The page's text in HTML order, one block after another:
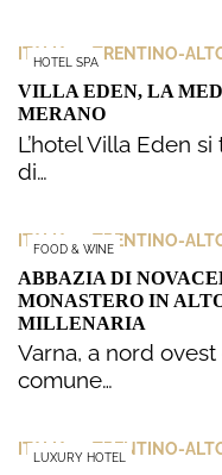
HOTEL SPA
ITALIA > TRENTINO-
VILLA EDEN, LA
MERANO
L’hotel Villa Eden
di…
FOOD & WINE
ITALIA > TRENTINO-
ABBAZIA DI
MONASTERO IN
MILLENARIA
Varna, a nord
comune…
LUXURY HOTEL
ITALIA > TRENTINO-